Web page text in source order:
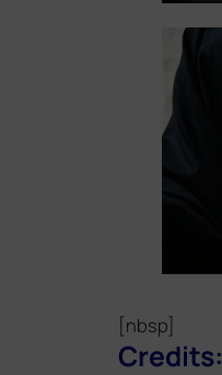
[nbsp]
Credits: